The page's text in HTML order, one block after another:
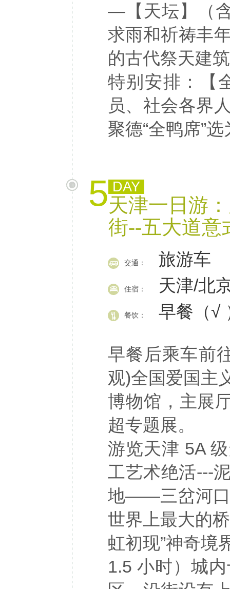
—【天坛】（
求雨和祈祷丰
的古代祭天建
特别安排：【
员、社会各界
聚德“全鸭席”
5 DAY
天津一日游
街--五大道意
交通： 旅游车
住宿： 天津/北
餐饮： 早餐（√
早餐后乘车前
观)全国爱国主
博物馆，主展
超专题展。
游览天津 5A
工艺术绝活---
地——三岔河口
世界上最大的
虹初现”神奇境
1.5 小时）城